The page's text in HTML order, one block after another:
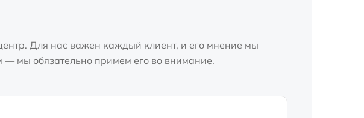
Для нас важен каждый клиент, и его мнение мы
— мы обязательно примем его во внимание.